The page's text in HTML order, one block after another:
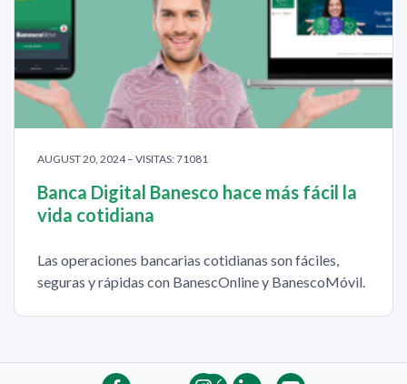
AUGUST 20, 2024 – VISITAS: 71081
Banca Digital Banesco hace más fácil la
vida cotidiana
Las operaciones bancarias cotidianas son fáciles,
seguras y rápidas con BanescOnline y BanescoMóvil.